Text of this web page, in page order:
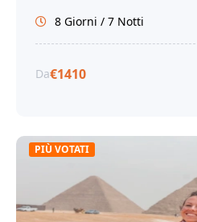
8 Giorni / 7 Notti
Da€1410
PIÙ VOTATI